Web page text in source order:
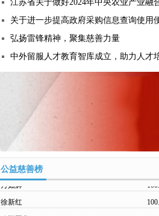
江苏省关于做好2024年中央农业产业融
关于进一步提高政府采购信息查询使用
弘扬雷锋精神，聚集慈善力量
中外留服人才教育智库成立，助力人才
公益慈善榜
张云凤
刘立霞
王明喜
山东华璞教育咨询有限公司
李青山
叶兆云
周国辉
江春
万如辉
徐新红
欧阳国华